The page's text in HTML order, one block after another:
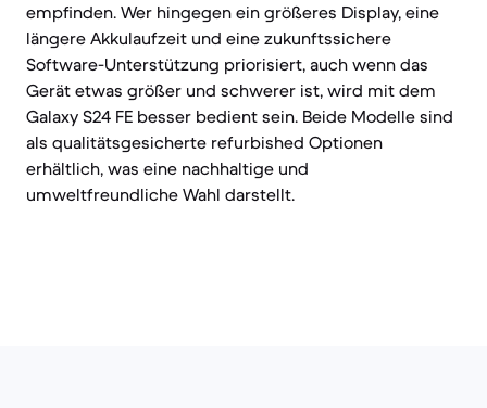
empfinden. Wer hingegen ein größeres Display, eine
längere Akkulaufzeit und eine zukunftssichere
Software-Unterstützung priorisiert, auch wenn das
Gerät etwas größer und schwerer ist, wird mit dem
Galaxy S24 FE besser bedient sein. Beide Modelle sind
als qualitätsgesicherte refurbished Optionen
erhältlich, was eine nachhaltige und
umweltfreundliche Wahl darstellt.